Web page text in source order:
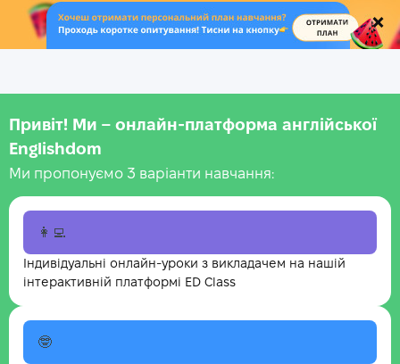
.
Привіт! Ми – онлайн-платформа англійської
Englishdom
Ми пропонуємо 3 варіанти навчання:
👩‍💻
Індивідуальні онлайн-уроки з викладачем на нашій
інтерактивній платформі ED Class
🤓